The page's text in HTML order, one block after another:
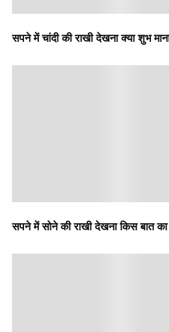
सपने में चांदी की राखी देखना क्या शुभ
सपने में सोने की राखी देखना किस बात